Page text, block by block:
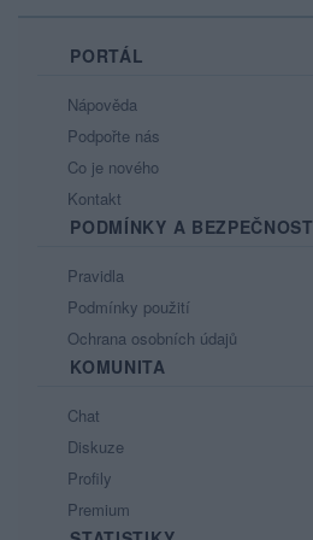
PORTÁL
Nápověda
Podpořte nás
Co je nového
Kontakt
PODMÍNKY A BEZPEČNOST
Pravidla
Podmínky použití
Ochrana osobních údajů
KOMUNITA
Chat
Diskuze
Profily
Premium